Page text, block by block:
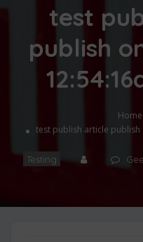
test
publish
Home
test publish article publish
Testing